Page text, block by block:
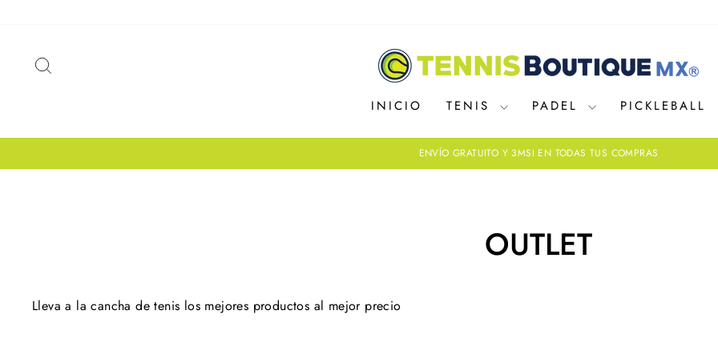
contenido
INICIO TENIS PADEL PICKLEBALL
ENVÍO GRATUITO Y 3MSI EN TODAS TUS COMPRAS
OUTLET
Lleva a la cancha de tenis los mejores productos al mejor precio